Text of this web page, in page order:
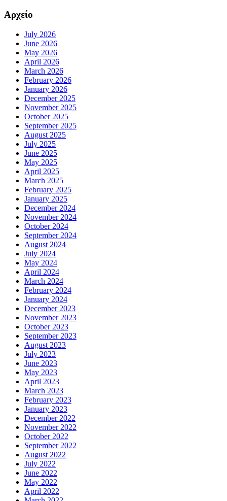
Αρχείο
July 2026
June 2026
May 2026
April 2026
March 2026
February 2026
January 2026
December 2025
November 2025
October 2025
September 2025
August 2025
July 2025
June 2025
May 2025
April 2025
March 2025
February 2025
January 2025
December 2024
November 2024
October 2024
September 2024
August 2024
July 2024
May 2024
April 2024
March 2024
February 2024
January 2024
December 2023
November 2023
October 2023
September 2023
August 2023
July 2023
June 2023
May 2023
April 2023
March 2023
February 2023
January 2023
December 2022
November 2022
October 2022
September 2022
August 2022
July 2022
June 2022
May 2022
April 2022